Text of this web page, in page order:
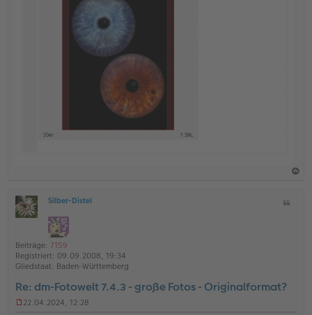
ff
n
e
Silber-Distel
Beiträge: 7159
Registriert: 09.09.2008, 19:34
Gliedstaat: Baden-Württemberg
Re: dm-Fotowelt 7.4.3 - große Fotos - Originalformat?
22.04.2024, 12:28